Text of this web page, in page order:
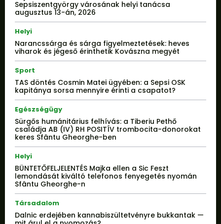
Sepsiszentgyörgy városának helyi tanácsa
augusztus 13-án, 2026
Helyi
Narancssárga és sárga figyelmeztetések: heves
viharok és jégeső érinthetik Kovászna megyét
Sport
TAS döntés Cosmin Matei ügyében: a Sepsi OSK
kapitánya sorsa mennyire érinti a csapatot?
Egészségügy
Sürgős humánitárius felhívás: a Tiberiu Pethő
családja AB (IV) RH POSITÍV trombocita-donorokat
keres Sfântu Gheorghe-ben
Helyi
BÜNTETŐFELJELENTÉS Majka ellen a Sic Feszt
lemondását kiváltó telefonos fenyegetés nyomán
Sfântu Gheorghe-n
Társadalom
Dalnic erdejében kannabiszültetvényre bukkantak —